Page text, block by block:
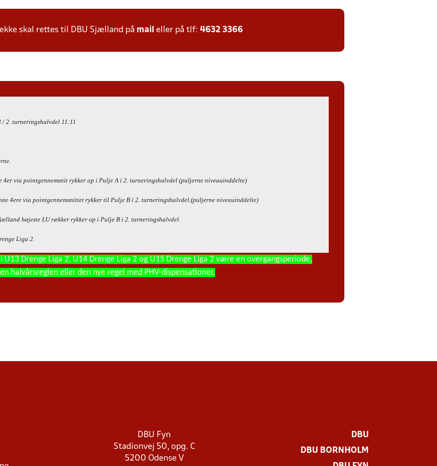
skal rettes til DBU Sjælland på mail eller på tlf: 4632 3366
2. turneringshalvdel 11:11
4er via pointgennemsnit rykker op i Pulje A i 2. turneringshalvdel (puljerne niveauinddelte)
4ere via pointgennemsnittet rykker til Pulje B i 2. turneringshalvdel.(puljerne niveauinddelte)
højeste LU rækker rykker op i Pulje B i 2. turneringshalvdel.
Liga 2.
Drenge Liga 2, U14 Drenge Liga 2 og U15 Drenge Liga 2 være en overgangsperiode,
halvårsreglen eller den nye regel med PHV-dispensationer.
DBU Fyn
Stadionvej 50, opg. C
5200 Odense V
DBU
DBU BORNHOLM